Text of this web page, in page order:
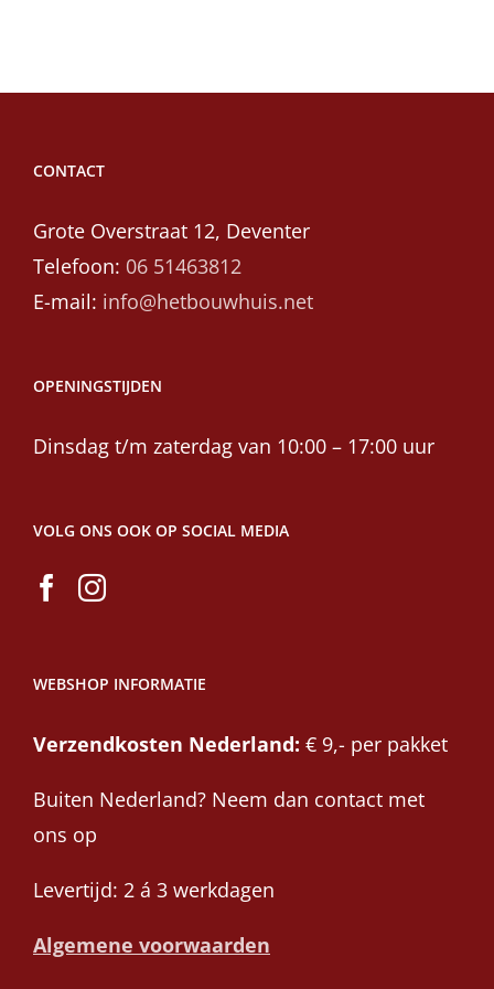
CONTACT
Grote Overstraat 12, Deventer
Telefoon: 06 51463812
E-mail: info@hetbouwhuis.net
OPENINGSTIJDEN
Dinsdag t/m zaterdag van 10:00 – 17:00 uur
VOLG ONS OOK OP SOCIAL MEDIA
WEBSHOP INFORMATIE
Verzendkosten Nederland: € 9,- per pakket
Buiten Nederland? Neem dan contact met
ons op
Levertijd: 2 á 3 werkdagen
Algemene voorwaarden